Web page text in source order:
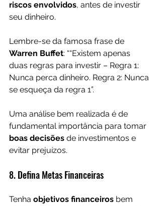
riscos envolvidos, antes de investir
seu dinheiro.
Lembre-se da famosa frase de
Warren Buffet: ““Existem apenas
duas regras para investir – Regra 1:
Nunca perca dinheiro. Regra 2: Nunca
se esqueça da regra 1”.
Uma análise bem realizada é de
fundamental importância para tomar
boas decisões de investimentos e
evitar prejuízos.
8. Defina Metas Financeiras
Tenha objetivos financeiros bem